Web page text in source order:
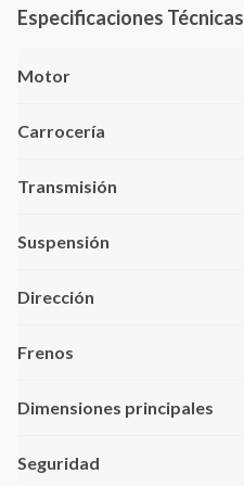
Especificaciones Técnicas
Motor
Carrocería
Transmisión
Suspensión
Dirección
Frenos
Dimensiones principales
Seguridad